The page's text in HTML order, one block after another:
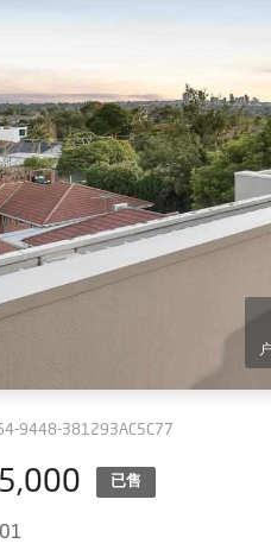
9448-381293AC5C77
已售